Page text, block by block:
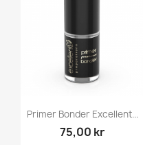
Primer Bonder Excellent...
75,00 kr